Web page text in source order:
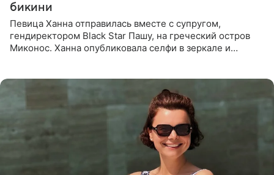
бикини
Певица Ханна отправилась вместе с супругом,
гендиректором Black Star Пашу, на греческий остров
Миконос. Ханна опубликовала селфи в зеркале и